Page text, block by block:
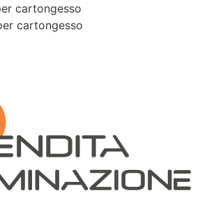
cartongesso
cartongesso